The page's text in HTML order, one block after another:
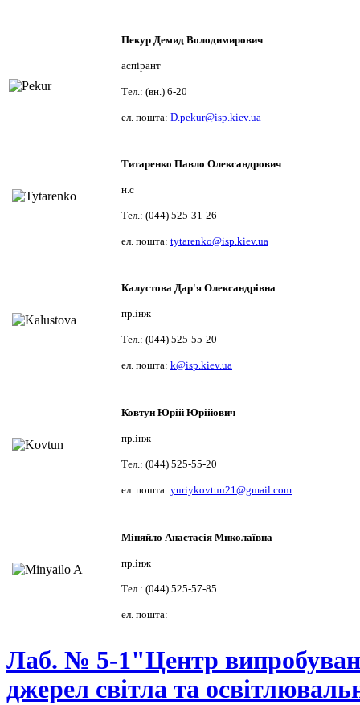
Пекур Демид Володимирович
аспірант
Тел.: (вн.) 6-20
ел. пошта: D.pekur@isp.kiev.ua
Титаренко Павло Олександрович
н.с
Тел.: (044) 525-31-26
ел. пошта: tytarenko@isp.kiev.ua
Калустова Дар'я Олександрівна
пр.інж
Тел.: (044) 525-55-20
ел. пошта: k@isp.kiev.ua
Ковтун Юрій Юрійович
пр.інж
Тел.: (044) 525-55-20
ел. пошта: yuriykovtun21@gmail.com
Міняйло Анастасія Миколаївна
пр.інж
Тел.: (044) 525-57-85
ел. пошта:
Лаб. № 5-1"Центр
джерел світла та